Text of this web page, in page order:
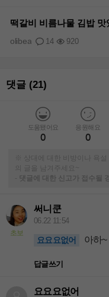
떡갈비 비름나물 김밥
14 920
olibea
댓글 (21)
도움됐어요
0
응원해요
0
※ 상대에 대한 비방이나 욕설
-
댓글에 대한 신고가 접수될
초보
써니쿤
06.22 11:54
요요요없어 아하
답글쓰기
요요요없어